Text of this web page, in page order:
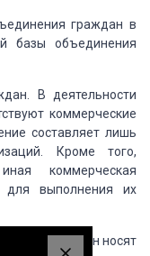
граждан в
базы объединения
В деятельности
коммерческие
составляет лишь
Кроме того,
коммерческая
для выполнения их
граждан носят